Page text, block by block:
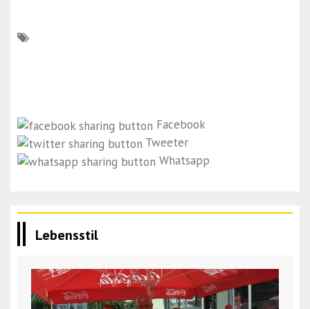
Facebook
Tweeter
Whatsapp
Lebensstil